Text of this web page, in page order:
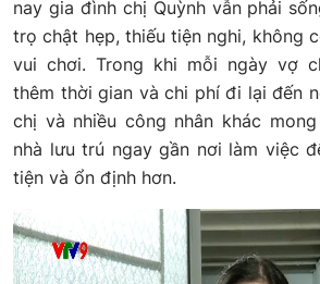
nay gia đình chị Quỳnh vẫn phải
trọ chật hẹp, thiếu tiện nghi, không
vui chơi. Trong khi mỗi ngày vợ
thêm thời gian và chi phí đi lại đến
chị và nhiều công nhân khác
nhà lưu trú ngay gần nơi làm việc
tiện và ổn định hơn.